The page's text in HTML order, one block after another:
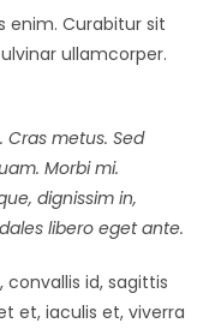
enim. Curabitur sit
ullamcorper.
metus. Sed
Morbi mi.
dignissim in,
libero eget ante.
id, sagittis
et, iaculis et, viverra